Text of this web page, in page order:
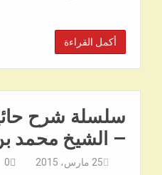
أكمل القراءة
سلسلة شرح
– الشيخ محمد
25 مارس، 2015 0